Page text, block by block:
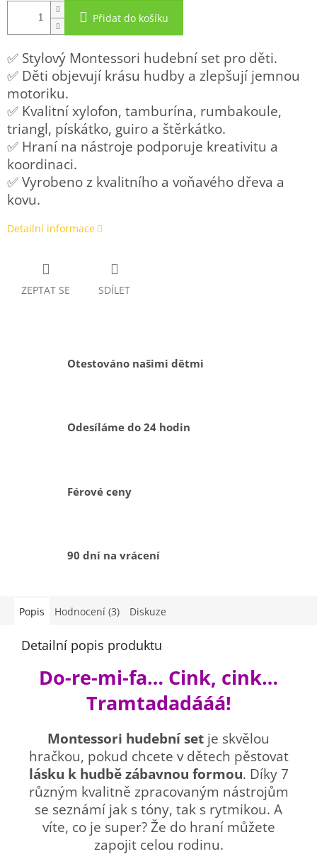
Přidat do košíku
✅ Stylový Montessori hudební set pro děti.
✅ Děti objevují krásu hudby a zlepšují jemnou
motoriku.
✅ Kvalitní xylofon, tamburína, rumbakoule,
triangl, pískátko, guiro a štěrkátko.
✅ Hraní na nástroje podporuje kreativitu a
koordinaci.
✅ Vyrobeno z kvalitního a voňavého dřeva a
kovu.
Detailní informace
ZEPTAT SE SDÍLET
Otestováno našimi dětmi
Odesíláme do 24 hodin
Férové ceny
90 dní na vrácení
Popis Hodnocení (3) Diskuze
Detailní popis produktu
Do-re-mi-fa… Cink, cink…
Tramtadadááá!
Montessori hudební set je skvělou
hračkou, pokud chcete v dětech pěstovat
lásku k hudbě zábavnou formou. Díky 7
různým kvalitně zpracovaným nástrojům
se seznámí jak s tóny, tak s rytmikou. A
víte, co je super? Že do hraní můžete
zapojit celou rodinu.